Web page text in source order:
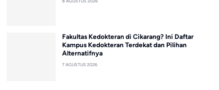
Fakultas Kedokteran di Cikarang? Ini Daftar
Kampus Kedokteran Terdekat dan Pilihan
Alternatifnya
7 AGUSTUS 2026